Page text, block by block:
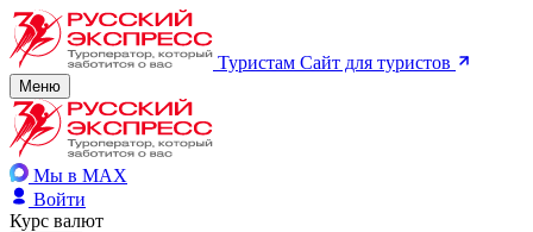
Туристам Сайт для туристов
Меню
Мы в MAX
Войти
Курс валют